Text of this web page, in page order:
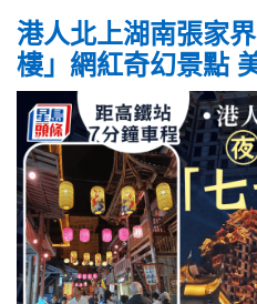
港人北上湖南張家界
樓」網紅奇幻景點